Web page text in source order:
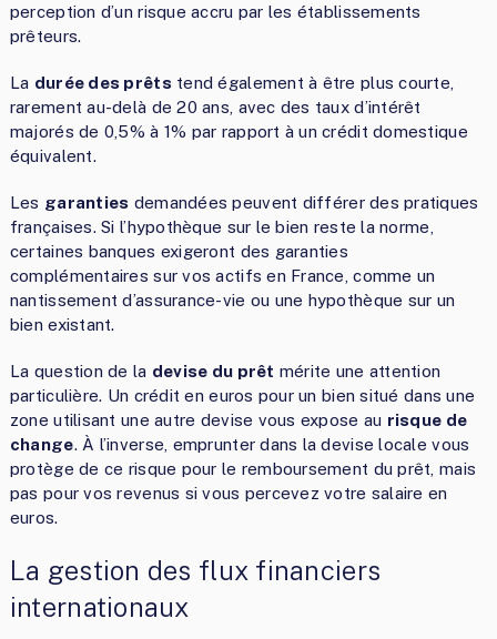
perception d’un risque accru par les établissements
prêteurs.
La durée des prêts tend également à être plus courte,
rarement au-delà de 20 ans, avec des taux d’intérêt
majorés de 0,5% à 1% par rapport à un crédit domestique
équivalent.
Les garanties demandées peuvent différer des pratiques
françaises. Si l’hypothèque sur le bien reste la norme,
certaines banques exigeront des garanties
complémentaires sur vos actifs en France, comme un
nantissement d’assurance-vie ou une hypothèque sur un
bien existant.
La question de la devise du prêt mérite une attention
particulière. Un crédit en euros pour un bien situé dans une
zone utilisant une autre devise vous expose au risque de
change. À l’inverse, emprunter dans la devise locale vous
protège de ce risque pour le remboursement du prêt, mais
pas pour vos revenus si vous percevez votre salaire en
euros.
La gestion des flux financiers
internationaux